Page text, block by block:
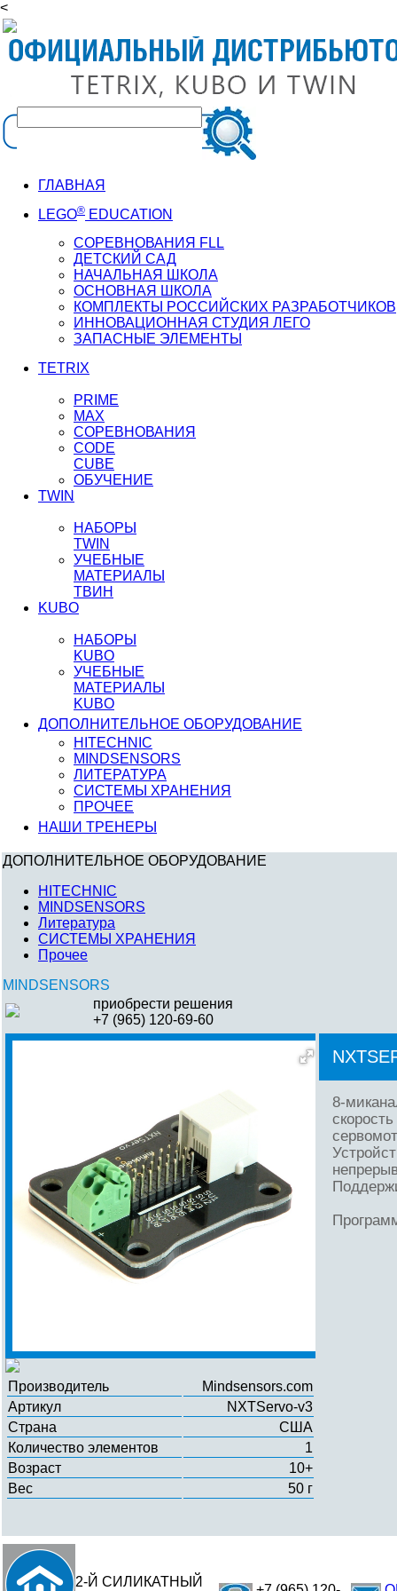
<
ГЛАВНАЯ
LEGO® EDUCATION
СОРЕВНОВАНИЯ FLL
ДЕТСКИЙ САД
НАЧАЛЬНАЯ ШКОЛА
ОСНОВНАЯ ШКОЛА
КОМПЛЕКТЫ РОССИЙСКИХ РАЗРАБОТЧИКОВ
ИННОВАЦИОННАЯ СТУДИЯ ЛЕГО
ЗАПАСНЫЕ ЭЛЕМЕНТЫ
TETRIX
PRIME
MAX
СОРЕВНОВАНИЯ
CODE
CUBE
ОБУЧЕНИЕ
TWIN
НАБОРЫ
TWIN
УЧЕБНЫЕ
МАТЕРИАЛЫ
ТВИН
KUBO
НАБОРЫ
KUBO
УЧЕБНЫЕ
МАТЕРИАЛЫ
KUBO
ДОПОЛНИТЕЛЬНОЕ ОБОРУДОВАНИЕ
HITECHNIC
MINDSENSORS
ЛИТЕРАТУРА
СИСТЕМЫ ХРАНЕНИЯ
ПРОЧЕЕ
НАШИ ТРЕНЕРЫ
ДОПОЛНИТЕЛЬНОЕ ОБОРУДОВАНИЕ
HITECHNIC
MINDSENSORS
Литература
СИСТЕМЫ ХРАНЕНИЯ
Прочее
MINDSENSORS
приобрести решения
+7 (965) 120-69-60
Производитель
Mindsensors.com
Артикул
NXTServo-v3
Страна
США
Количество элементов
1
Возраст
10+
Вес
50 г
8-
2-Й СИЛИКАТНЫЙ